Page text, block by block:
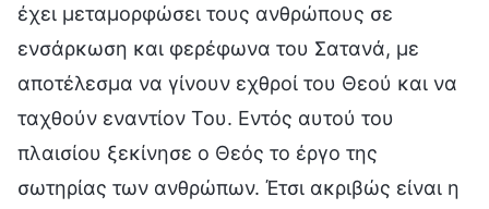
έχει μεταμορφώσει τους ανθρώπους σε
ενσάρκωση και φερέφωνα του Σατανά, με
αποτέλεσμα να γίνουν εχθροί του Θεού και να
ταχθούν εναντίον Του. Εντός αυτού του
πλαισίου ξεκίνησε ο Θεός το έργο της
σωτηρίας των ανθρώπων. Έτσι ακριβώς είναι η